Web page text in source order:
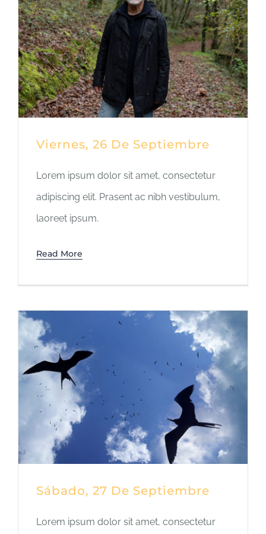
Viernes, 26 De Septiembre
Lorem ipsum dolor sit amet, consectetur
adipiscing elit. Prasent ac nibh vestibulum,
laoreet ipsum.
Read More
Sábado, 27 De Septiembre
Lorem ipsum dolor sit amet, consectetur